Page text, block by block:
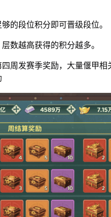
的段位积分即可晋级段位。
数越高获得的积分越多。
周发赛季奖励，大量偃甲